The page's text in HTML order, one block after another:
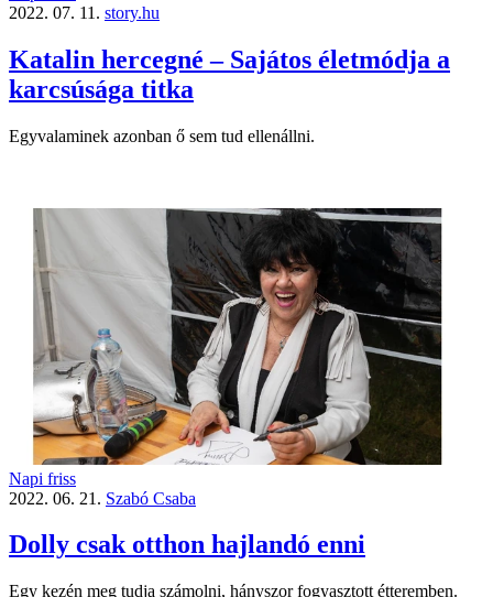
2022. 07. 11. story.hu
Katalin hercegné – Sajátos életmódja a
karcsúsága titka
Egyvalaminek azonban ő sem tud ellenállni.
Napi friss
2022. 06. 21. Szabó Csaba
Dolly csak otthon hajlandó enni
Egy kezén meg tudja számolni, hányszor fogyasztott étteremben.